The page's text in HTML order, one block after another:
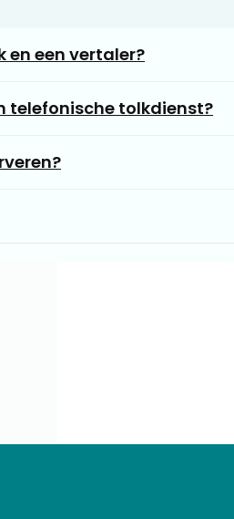
en een vertaler?
telefonische tolkdienst?